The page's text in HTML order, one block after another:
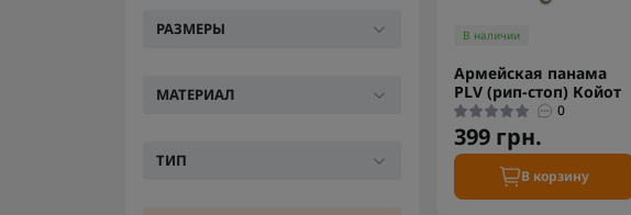
РАЗМЕРЫ
МАТЕРИАЛ
ТИП
В наличии
Армейская панама
PLV (рип-стоп) Койот
0
399 грн.
В корзину